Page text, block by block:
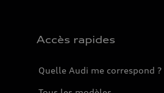
Accès rapides
Quelle Audi me correspond ?